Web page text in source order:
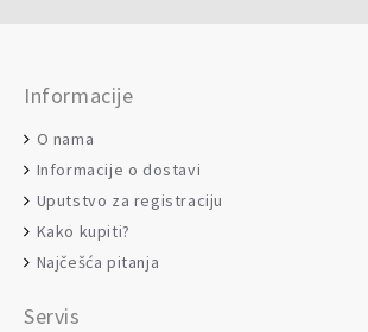
Informacije
O nama
Informacije o dostavi
Uputstvo za registraciju
Kako kupiti?
Najčešća pitanja
Servis